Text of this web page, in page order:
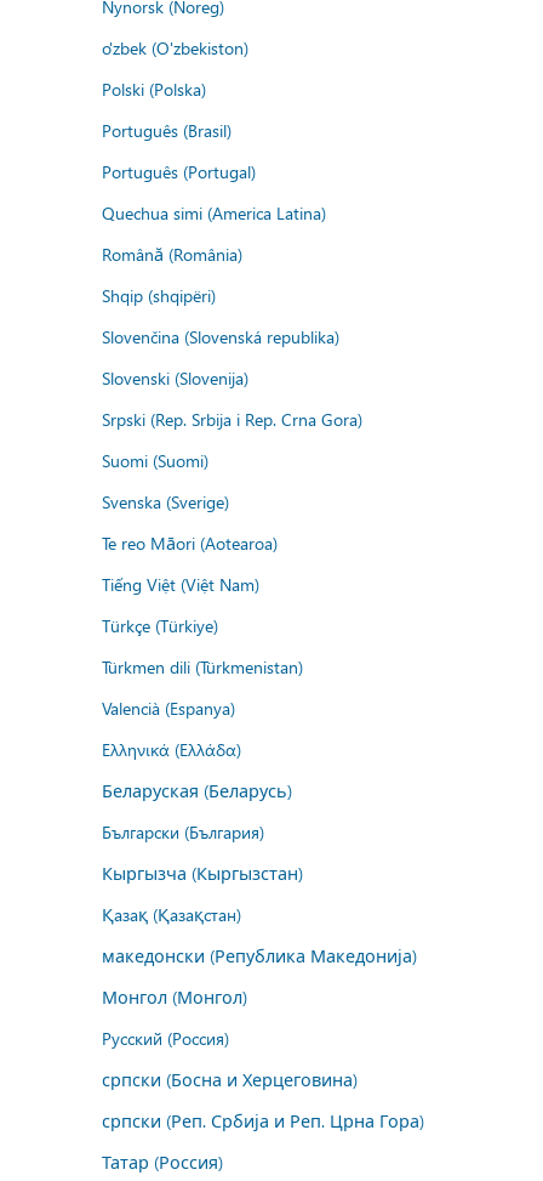
Nynorsk (Noreg)
o'zbek (O'zbekiston)
Polski (Polska)
Português (Brasil)
Português (Portugal)
Quechua simi (America Latina)
Română (România)
Shqip (shqipëri)
Slovenčina (Slovenská republika)
Slovenski (Slovenija)
Srpski (Rep. Srbija i Rep. Crna Gora)
Suomi (Suomi)
Svenska (Sverige)
Te reo Māori (Aotearoa)
Tiếng Việt (Việt Nam)
Türkçe (Türkiye)
Türkmen dili (Türkmenistan)
Valencià (Espanya)
Ελληνικά (Ελλάδα)
Беларуская (Беларусь)
Български (България)
Кыргызча (Кыргызстан)
Қазақ (Қазақстан)
македонски (Република Македонија)
Монгол (Монгол)
Русский (Россия)
српски (Босна и Херцеговина)
српски (Реп. Србија и Реп. Црна Гора)
Татар (Россия)